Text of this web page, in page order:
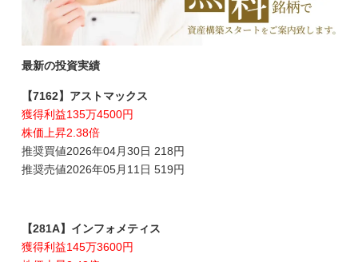
最新の投資実績
【7162】アストマックス
獲得利益135万4500円
株価上昇2.38倍
推奨買値2026年04月30日 218円
推奨売値2026年05月11日 519円
【281A】インフォメティス
獲得利益145万3600円